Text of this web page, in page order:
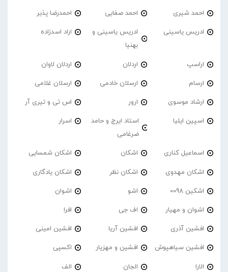
احمد شیری احمد صفایی احمدرضا پذیر
ادریس یاسینی
ادریس یاسینی و
بهنیا
اراد اسدزاده
اراسپ اردلان اردلان لاوان
ارسام ارسلان خادمی ارسلان غلامی
ارشاد موسوی ارور اس تی و تیری آر
اسپین ایلیا
استاد ایرج و حامد
ضرغامی
اسرار
اسماعیل کناری اشکان اشکان شمسایی
اشکان مهدوی اشکان نظر اشکان یادگاری
اشکین 0098 اشو اشوان
اشوان و مهیار اف جی افرا
افشین آذری افشین آریا افشین امینی
افشین سیاهپوش افشین و مهزیار اکسپی
الارا الجان الف